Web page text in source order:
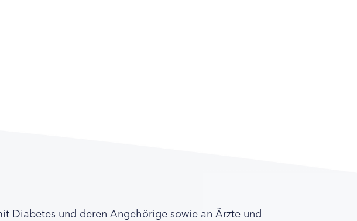
Diabetes und deren Angehörige sowie an Ärzte und